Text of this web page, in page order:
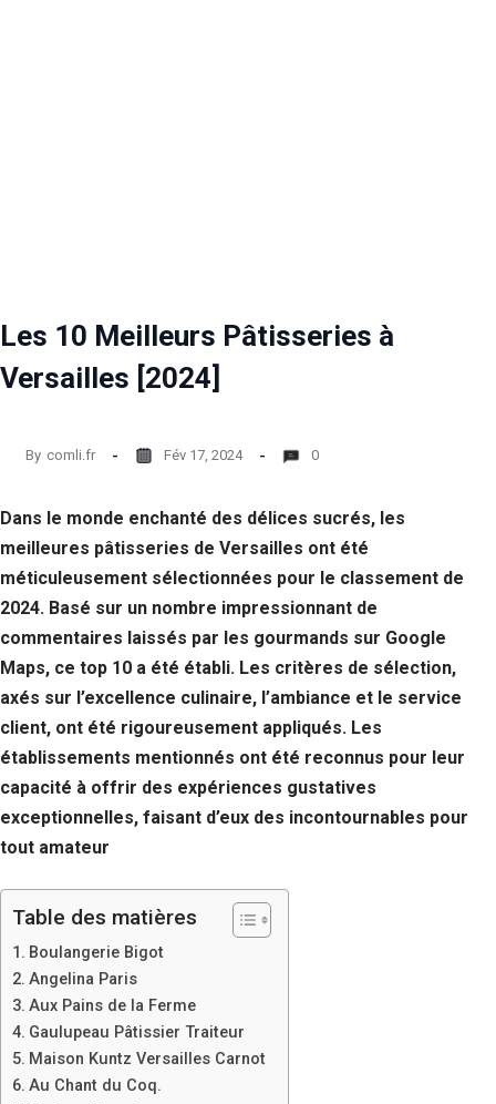
Les 10 Meilleurs Pâtisseries à
Versailles [2024]
By comli.fr Fév 17, 2024 0
Dans le monde enchanté des délices sucrés, les
meilleures pâtisseries de Versailles ont été
méticuleusement sélectionnées pour le classement de
2024. Basé sur un nombre impressionnant de
commentaires laissés par les gourmands sur Google
Maps, ce top 10 a été établi. Les critères de sélection,
axés sur l’excellence culinaire, l’ambiance et le service
client, ont été rigoureusement appliqués. Les
établissements mentionnés ont été reconnus pour leur
capacité à offrir des expériences gustatives
exceptionnelles, faisant d’eux des incontournables pour
tout amateur
Table des matières
Boulangerie Bigot
Angelina Paris
Aux Pains de la Ferme
Gaulupeau Pâtissier Traiteur
Maison Kuntz Versailles Carnot
Au Chant du Coq.